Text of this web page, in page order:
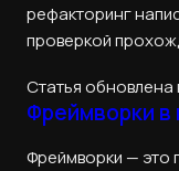
рефакторинг
проверкой
Статья обновлена
Фреймворки в
Фреймворки — это